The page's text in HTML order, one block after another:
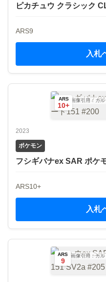
ピカチュウ クラシック
ARS9
入札
ARS
10+
画像引用：カ
2023
ポケモン
フシギバナex SAR ポケ
ARS10+
入札
ARS
9
画像引用：カ